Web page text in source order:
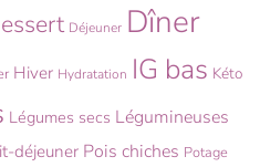
Déjeuner Dîner
Hiver Hydratation IG bas Kéto
Légumes secs Légumineuses
déjeuner Pois chiches Potage